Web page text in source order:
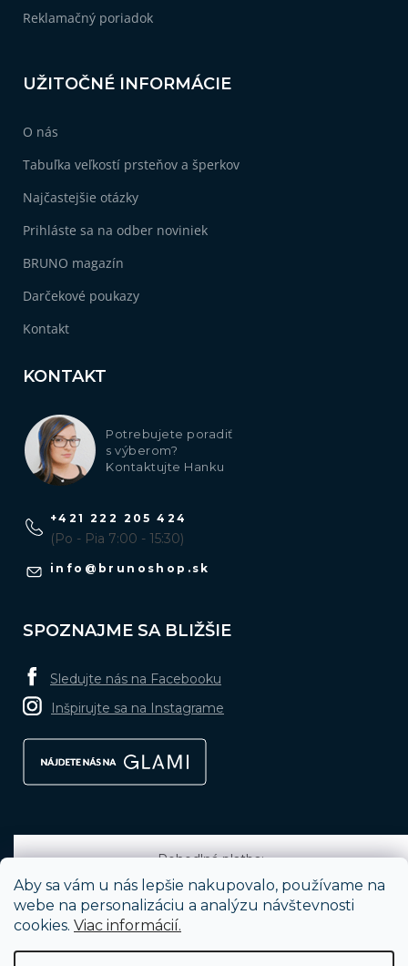
Aby sa vám u nás lepšie nakupovalo, používame na
webe na personalizáciu a analýzu návštevnosti
cookies. Viac informácií.
Reklamačný poriadok
UŽITOČNÉ INFORMÁCIE
O nás
Tabuľka veľkostí prsteňov a šperkov
Najčastejšie otázky
Prihláste sa na odber noviniek
BRUNO magazín
Darčekové poukazy
Kontakt
KONTAKT
Potrebujete poradiť
s výberom?
Kontaktujte Hanku
info @ brunoshop.sk
+421 222 205 424
(Po - Pia 7:00 - 15:30)
SPOZNAJME SA BLIŽŠIE
Sledujte nás na Facebooku
Inšpirujte sa na Instagrame
Pohodlná platba: